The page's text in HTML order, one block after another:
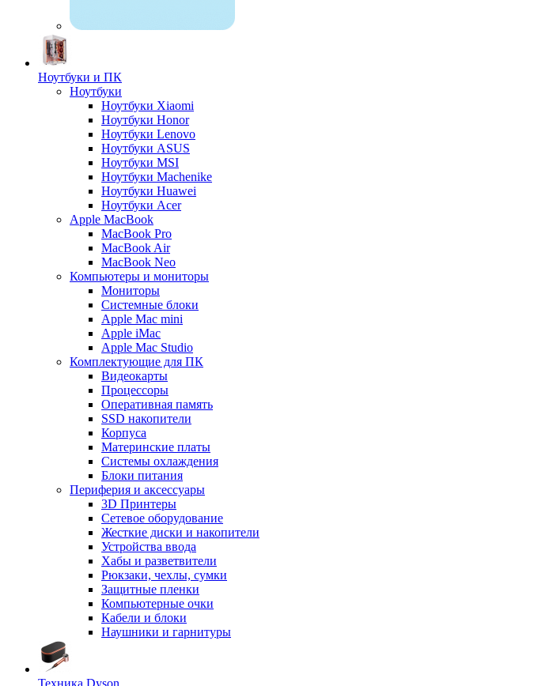
Ноутбуки и ПК
Ноутбуки
Ноутбуки Xiaomi
Ноутбуки Honor
Ноутбуки Lenovo
Ноутбуки ASUS
Ноутбуки MSI
Ноутбуки Machenike
Ноутбуки Huawei
Ноутбуки Acer
Apple MacBook
MacBook Pro
MacBook Air
MacBook Neo
Компьютеры и мониторы
Мониторы
Системные блоки
Apple Mac mini
Apple iMac
Apple Mac Studio
Комплектующие для ПК
Видеокарты
Процессоры
Оперативная память
SSD накопители
Корпуса
Материнские платы
Системы охлаждения
Блоки питания
Периферия и аксессуары
3D Принтеры
Сетевое оборудование
Жесткие диски и накопители
Устройства ввода
Хабы и разветвители
Рюкзаки, чехлы, сумки
Защитные пленки
Компьютерные очки
Кабели и блоки
Наушники и гарнитуры
Техника Dyson